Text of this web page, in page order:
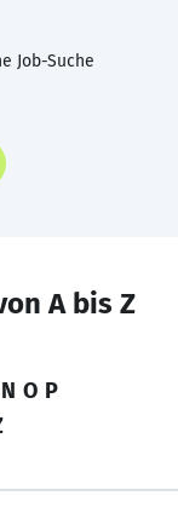
Job-Suche
A bis Z
N O P